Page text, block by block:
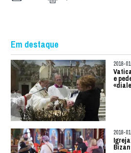
Em destaque
2018-
e
2018-